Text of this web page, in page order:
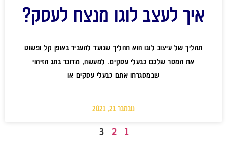
איך לעצב לוגו מנצח לעסק?
תהליך של עיצוב לוגו הוא תהליך שנועד להעביר באופן קל ופשוט
את המסר שלכם כבעלי עסקים. למעשה, מדובר בתג הזיהוי
שבמסגרתו אתם כבעלי עסקים או
נובמבר 21, 2021
1
2
3